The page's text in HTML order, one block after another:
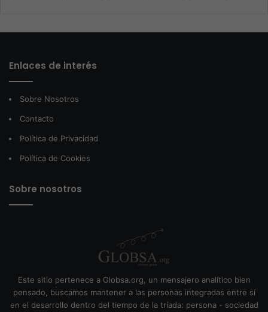
Enlaces de interés
Sobre Nosotros
Contacto
Política de Privacidad
Política de Cookies
Sobre nosotros
Este sitio pertenece a Globsa.org, un mensajero analítico bien
pensado, buscamos mantener a las personas integradas entre sí
en el desarrollo dentro del tiempo de la tríada: persona - sociedad